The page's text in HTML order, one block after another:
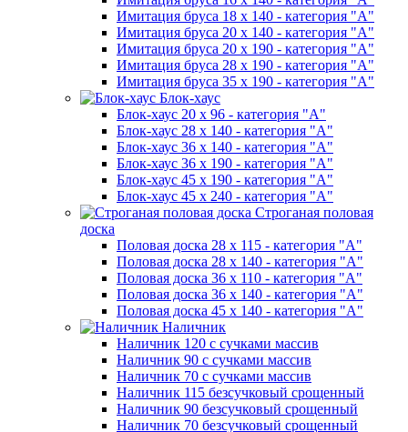
Имитация бруса 18 х 140 - категория "А"
Имитация бруса 20 х 140 - категория "А"
Имитация бруса 20 х 190 - категория "А"
Имитация бруса 28 х 190 - категория "А"
Имитация бруса 35 х 190 - категория "А"
Блок-хаус
Блок-хаус 20 х 96 - категория "А"
Блок-хаус 28 х 140 - категория "А"
Блок-хаус 36 х 140 - категория "А"
Блок-хаус 36 х 190 - категория "А"
Блок-хаус 45 х 190 - категория "А"
Блок-хаус 45 х 240 - категория "А"
Строганая половая
доска
Половая доска 28 х 115 - категория "А"
Половая доска 28 х 140 - категория "А"
Половая доска 36 х 110 - категория "А"
Половая доска 36 х 140 - категория "А"
Половая доска 45 х 140 - категория "А"
Наличник
Наличник 120 с сучками массив
Наличник 90 с сучками массив
Наличник 70 с сучками массив
Наличник 115 безсучковый срощенный
Наличник 90 безсучковый срощенный
Наличник 70 безсучковый срощенный